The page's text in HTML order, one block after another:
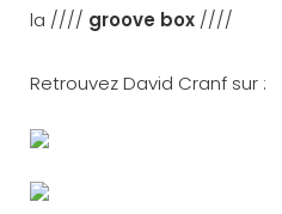
la //// groove box ////
Retrouvez David Cranf sur :